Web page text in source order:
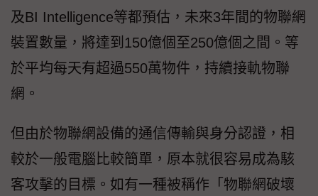
及BI Intelligence等都預估，未來3年間的物聯網
裝置數量，將達到150億個至250億個之間。等
於平均每天有超過550萬物件，持續接軌物聯
網。
但由於物聯網設備的通信傳輸與身分認證，相
較於一般電腦比較簡單，原本就很容易成為駭
客攻擊的目標。如有一種被稱作「物聯網破壞